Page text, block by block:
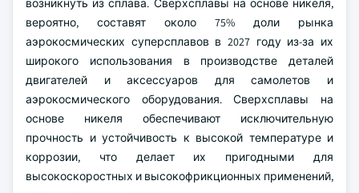
возникнуть из сплава. Сверхсплавы на основе никеля,
вероятно, составят около 75% доли рынка
аэрокосмических суперсплавов в 2027 году из-за их
широкого использования в производстве деталей
двигателей и аксессуаров для самолетов и
аэрокосмического оборудования. Сверхсплавы на
основе никеля обеспечивают исключительную
прочность и устойчивость к высокой температуре и
коррозии, что делает их пригодными для
высокоскоростных и высокофрикционных применений,